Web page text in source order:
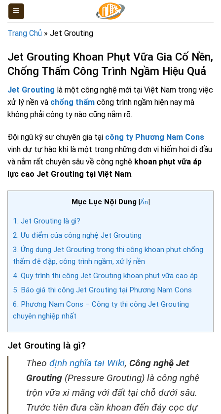
Skip
content
Trang Chủ » Jet Grouting
Jet Grouting Khoan Phụt Vữa Gia Cố Nền,
Chống Thấm Công Trình Ngầm Hiệu Quả
Jet Grouting là một công nghệ mới tại Việt Nam trong việc
xử lý nền và chống thấm công trình ngầm hiện nay mà
không phải công ty nào cũng nắm rõ.
Đội ngũ kỹ sư chuyên gia tại công ty Phương Nam Cons
vinh dự tự hào khi là một trong những đơn vị hiếm hoi đi đầu
và nắm rất chuyên sâu về công nghệ khoan phụt vữa áp
lực cao Jet Grouting tại Việt Nam.
Mục Lục Nội Dung [Ẩn]
1. Jet Grouting là gì?
2. Ưu điểm của công nghệ Jet Grouting
3. Ứng dụng Jet Grouting trong thi công khoan phụt chống
thấm đê đập, công trình ngầm, xử lý nền
4. Quy trình thi công Jet Grouting khoan phụt vữa cao áp
5. Báo giá thi công Jet Grouting tại Phương Nam Cons
6. Phương Nam Cons – Công ty thi công Jet Grouting
chuyên nghiệp nhất
Jet Grouting là gì?
Theo định nghĩa tại Wiki, Công nghệ Jet
Grouting (Pressure Grouting) là công nghệ
trộn vữa xi măng với đất tại chỗ dưới sâu.
Trước tiên đưa cần khoan đến đáy cọc dự